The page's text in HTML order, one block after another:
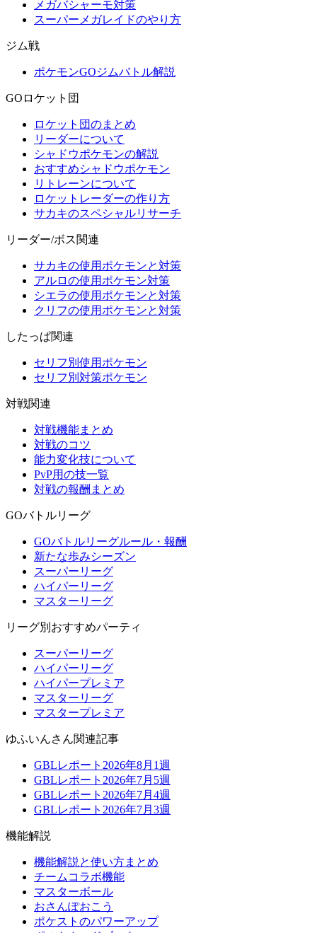
メガバシャーモ対策
スーパーメガレイドのやり方
ジム戦
ポケモンGOジムバトル解説
GOロケット団
ロケット団のまとめ
リーダーについて
シャドウポケモンの解説
おすすめシャドウポケモン
リトレーンについて
ロケットレーダーの作り方
サカキのスペシャルリサーチ
リーダー/ボス関連
サカキの使用ポケモンと対策
アルロの使用ポケモン対策
シエラの使用ポケモンと対策
クリフの使用ポケモンと対策
したっぱ関連
セリフ別使用ポケモン
セリフ別対策ポケモン
対戦関連
対戦機能まとめ
対戦のコツ
能力変化技について
PvP用の技一覧
対戦の報酬まとめ
GOバトルリーグ
GOバトルリーグルール・報酬
新たな歩みシーズン
スーパーリーグ
ハイパーリーグ
マスターリーグ
リーグ別おすすめパーティ
スーパーリーグ
ハイパーリーグ
ハイパープレミア
マスターリーグ
マスタープレミア
ゆふいんさん関連記事
GBLレポート2026年8月1週
GBLレポート2026年7月5週
GBLレポート2026年7月4週
GBLレポート2026年7月3週
機能解説
機能解説と使い方まとめ
チームコラボ機能
マスターボール
おさんぽおこう
ポケストのパワーアップ